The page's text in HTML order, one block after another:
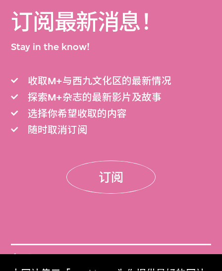
订阅最新消息！
Stay in the know!
收取M+与西九文化区的最新情况
探索M+杂志的最新影片及故事
选择你希望收取的内容
随时取消订阅
订阅
门票